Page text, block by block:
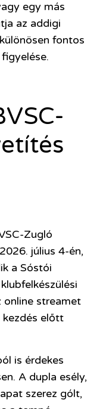
egy más
az addigi
fontos
Zugló
július 4-én,
a Sóstói
online streamet
kezdés előtt
is érdekes
A dupla esély,
szerez gólt,